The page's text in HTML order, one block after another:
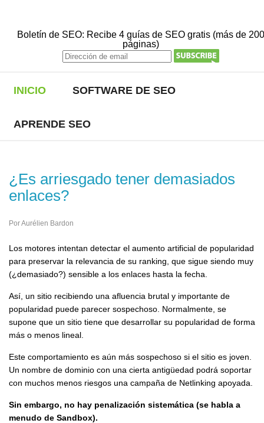
Boletín de SEO: Recibe 4 guías de SEO gratis (más de 200
páginas)
INICIO SOFTWARE DE SEO
APRENDE SEO
¿Es arriesgado tener demasiados
enlaces?
Por Aurélien Bardon
Los motores intentan detectar el aumento artificial de popularidad
para preservar la relevancia de su ranking, que sigue siendo muy
(¿demasiado?) sensible a los enlaces hasta la fecha.
Así, un sitio recibiendo una afluencia brutal y importante de
popularidad puede parecer sospechoso. Normalmente, se
supone que un sitio tiene que desarrollar su popularidad de forma
más o menos lineal.
Este comportamiento es aún más sospechoso si el sitio es joven.
Un nombre de dominio con una cierta antigüedad podrá soportar
con muchos menos riesgos una campaña de Netlinking apoyada.
Sin embargo, no hay penalización sistemática (se habla a
menudo de Sandbox).